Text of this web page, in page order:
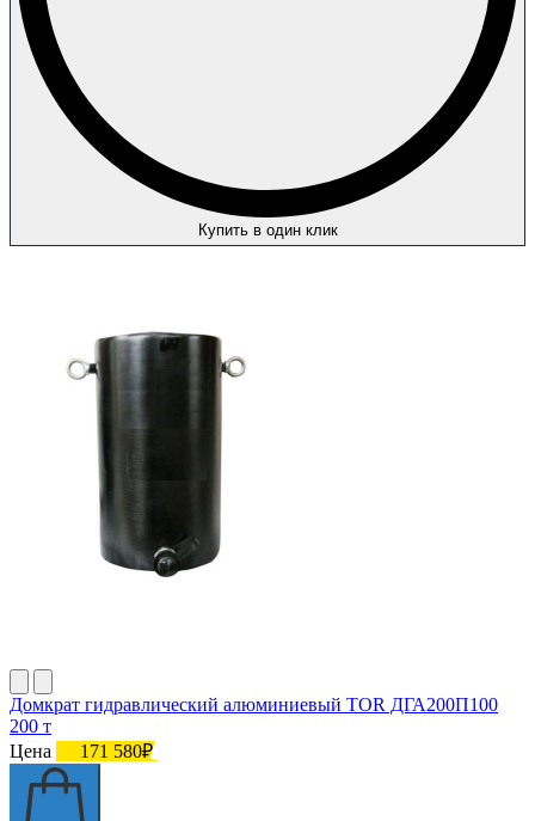
Купить в один клик
Домкрат гидравлический алюминиевый TOR ДГА200П100
200 т
Цена
171 580₽